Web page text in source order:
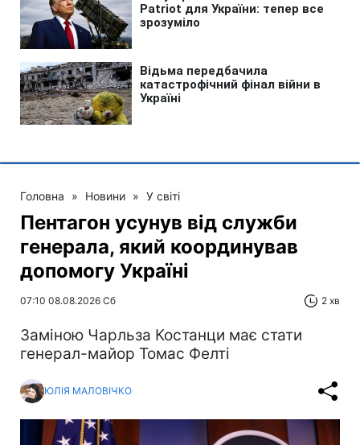
Головна » Новини » У світі
Пентагон усунув від служби
генерала, який координував
допомогу Україні
07:10 08.08.2026 Сб 2 хв
Заміною Чарльза Костанци має стати
генерал-майор Томас Фелті
ЮЛІЯ МАЛОВІЧКО